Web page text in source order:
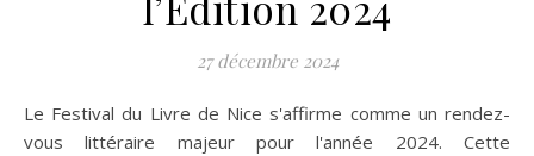
27 décembre 2024
Le Festival du Livre de Nice s'affirme comme un rendez-
vous littéraire majeur pour l'année 2024. Cette